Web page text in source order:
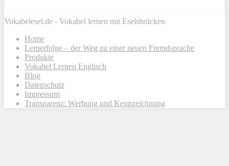
Vokabelesel.de - Vokabel lernen mit Eselsbrücken
Home
Lernerfolge – der Weg zu einer neuen Fremdsprache
Produkte
Vokabel Lernen Englisch
Blog
Datenschutz
Impressum
Transparenz: Werbung und Kennzeichnung